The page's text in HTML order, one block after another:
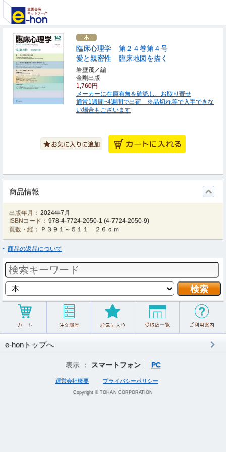
臨床心理学 第２４巻第４号
愛と親密性 臨床地図を描く
岩壁茂／編
金剛出版
1,760円
メーカーに在庫有無を確認し、お取り寄せ
通常1週間~4週間で出荷 ※品切れ等で入手できな
い場合もございます
商品情報
出版年月： 2024年7月
ISBNコード： 978-4-7724-2050-1 (4-7724-2050-9)
頁数・縦：
Ｐ３９１～５１１ ２６ｃｍ
商品の返品について
e-honトップへ
表示 ： スマートフォン PC
運営会社概要 プライバシーポリシー
Copyright © TOHAN CORPORATION